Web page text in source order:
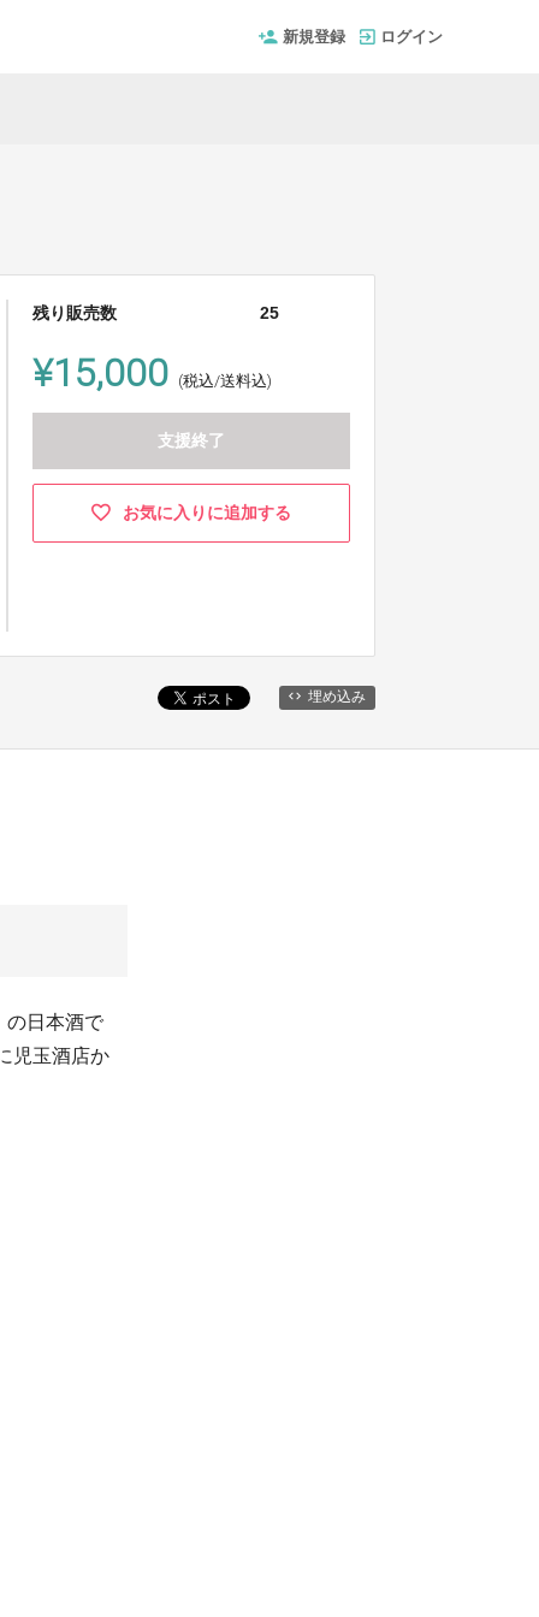
新規登録 ログイン
残り販売数 25
¥15,000 (税込/送料込)
支援終了
お気に入りに追加する
埋め込み
の日本酒で
児玉酒店か